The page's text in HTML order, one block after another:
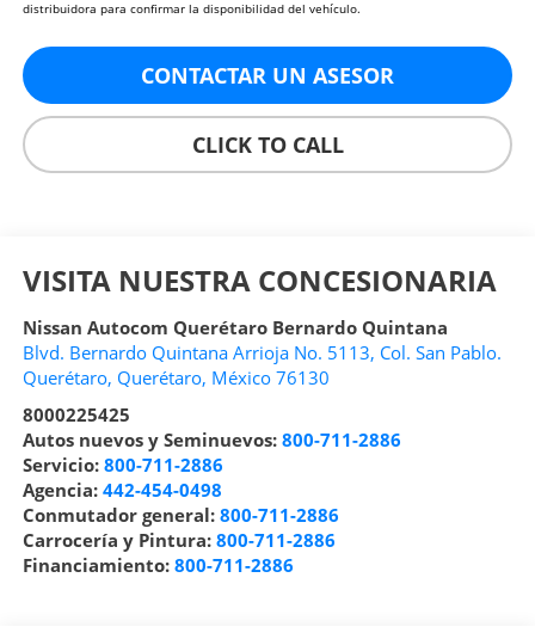
distribuidora para confirmar la disponibilidad del vehículo.
CONTACTAR UN ASESOR
CLICK TO CALL
VISITA NUESTRA CONCESIONARIA
Nissan Autocom Querétaro Bernardo Quintana
Blvd. Bernardo Quintana Arrioja No. 5113, Col. San Pablo.
Querétaro, Querétaro, México 76130
8000225425
Autos nuevos y Seminuevos: 800-711-2886
Servicio: 800-711-2886
Agencia: 442-454-0498
Conmutador general: 800-711-2886
Carrocería y Pintura: 800-711-2886
Financiamiento: 800-711-2886